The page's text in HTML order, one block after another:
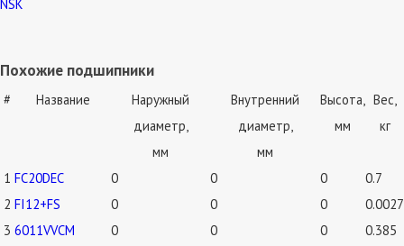
NSK
Похожие подшипники
# Название
Наружный
диаметр,
мм
Внутренний
диаметр,
мм
Высота,
мм
Вес,
кг
1 FC20DEC 0 0 0
0.7
2 FI12+FS 0 0 0
0.0027
3 6011VVCM 0 0 0
0.385